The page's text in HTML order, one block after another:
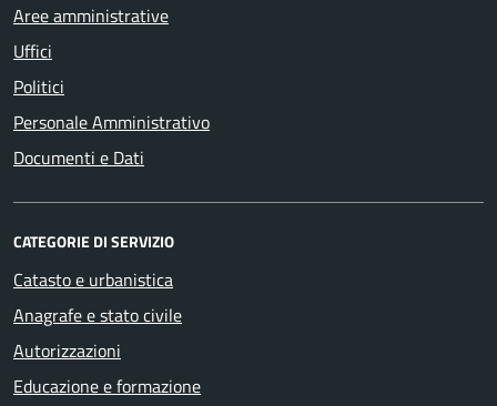
Aree amministrative
Uffici
Politici
Personale Amministrativo
Documenti e Dati
CATEGORIE DI SERVIZIO
Catasto e urbanistica
Anagrafe e stato civile
Autorizzazioni
Educazione e formazione